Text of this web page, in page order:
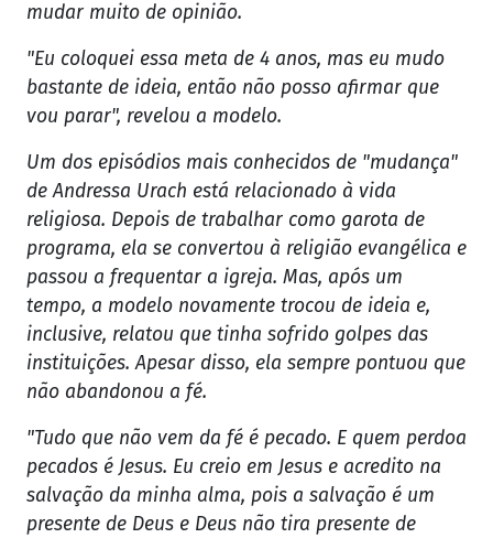
mudar muito de opinião.
"Eu coloquei essa meta de 4 anos, mas eu mudo
bastante de ideia, então não posso afirmar que
vou parar", revelou a modelo.
Um dos episódios mais conhecidos de "mudança"
de Andressa Urach está relacionado à vida
religiosa. Depois de trabalhar como garota de
programa, ela se convertou à religião evangélica e
passou a frequentar a igreja. Mas, após um
tempo, a modelo novamente trocou de ideia e,
inclusive, relatou que tinha sofrido golpes das
instituições. Apesar disso, ela sempre pontuou que
não abandonou a fé.
"Tudo que não vem da fé é pecado. E quem perdoa
pecados é Jesus. Eu creio em Jesus e acredito na
salvação da minha alma, pois a salvação é um
presente de Deus e Deus não tira presente de